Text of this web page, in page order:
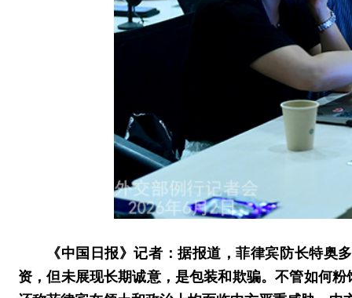
《中国日报》记者：据报道，菲律宾防长特
资，但未展现长期诚意，是包装和欺骗。不管如何